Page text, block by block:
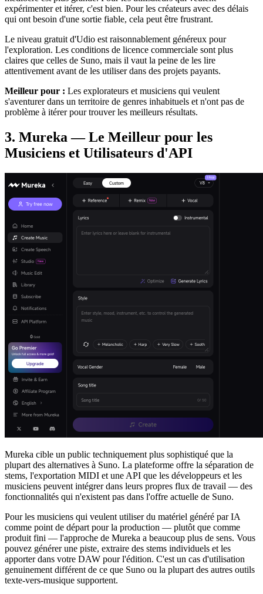
expérimenter et itérer, c'est bien. Pour les créateurs avec des délais
qui ont besoin d'une sortie fiable, cela peut être frustrant.
Le niveau gratuit d'Udio est raisonnablement généreux pour
l'exploration. Les conditions de licence commerciale sont plus
claires que celles de Suno, mais il vaut la peine de les lire
attentivement avant de les utiliser dans des projets payants.
Meilleur pour : Les explorateurs et musiciens qui veulent
s'aventurer dans un territoire de genres inhabituels et n'ont pas de
problème à itérer pour trouver les meilleurs résultats.
3. Mureka — Le Meilleur pour les
Musiciens et Utilisateurs d'API
Mureka cible un public techniquement plus sophistiqué que la
plupart des alternatives à Suno. La plateforme offre la séparation de
stems, l'exportation MIDI et une API que les développeurs et les
musiciens peuvent intégrer dans leurs propres flux de travail — des
fonctionnalités qui n'existent pas dans l'offre actuelle de Suno.
Pour les musiciens qui veulent utiliser du matériel généré par IA
comme point de départ pour la production — plutôt que comme
produit fini — l'approche de Mureka a beaucoup plus de sens. Vous
pouvez générer une piste, extraire des stems individuels et les
apporter dans votre DAW pour l'édition. C'est un cas d'utilisation
genuinement différent de ce que Suno ou la plupart des autres outils
texte-vers-musique supportent.